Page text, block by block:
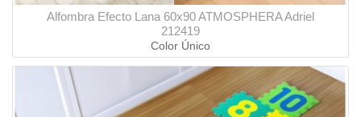
Alfombra Efecto Lana 60x90 ATMOSPHERA Adriel
212419
Color Único